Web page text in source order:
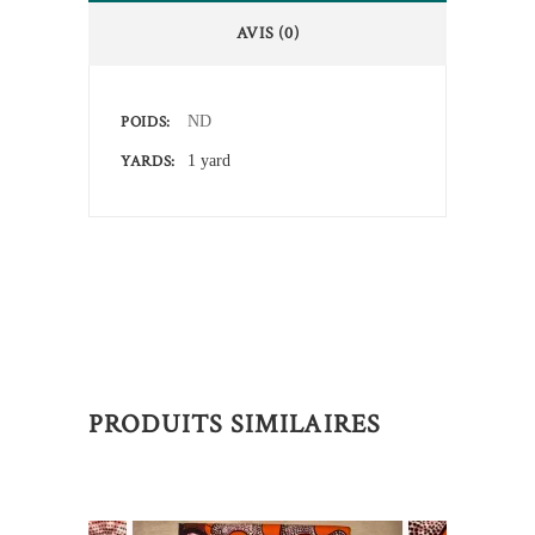
AVIS (0)
POIDS ND
YARDS 1 yard
PRODUITS SIMILAIRES